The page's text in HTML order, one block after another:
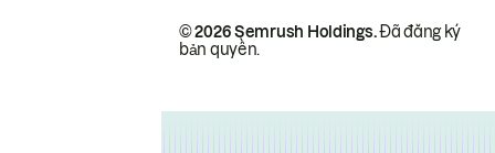
© 2026 Semrush Holdings.Đã đăng ký
bản quyền.